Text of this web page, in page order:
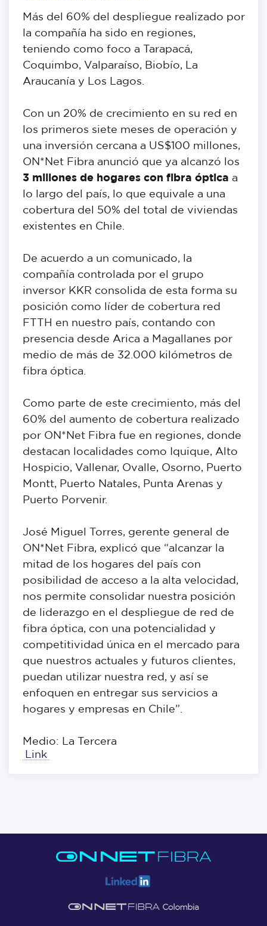
Más del 60% del despliegue realizado por
la compañía ha sido en regiones,
teniendo como foco a Tarapacá,
Coquimbo, Valparaíso, Biobío, La
Araucanía y Los Lagos.
Con un 20% de crecimiento en su red en
los primeros siete meses de operación y
una inversión cercana a US$100 millones,
ON*Net Fibra anunció que ya alcanzó los
3 millones de hogares con fibra óptica a
lo largo del país, lo que equivale a una
cobertura del 50% del total de viviendas
existentes en Chile.
De acuerdo a un comunicado, la
compañía controlada por el grupo
inversor KKR consolida de esta forma su
posición como líder de cobertura red
FTTH en nuestro país, contando con
presencia desde Arica a Magallanes por
medio de más de 32.000 kilómetros de
fibra óptica.
Como parte de este crecimiento, más del
60% del aumento de cobertura realizado
por ON*Net Fibra fue en regiones, donde
destacan localidades como Iquique, Alto
Hospicio, Vallenar, Ovalle, Osorno, Puerto
Montt, Puerto Natales, Punta Arenas y
Puerto Porvenir.
José Miguel Torres, gerente general de
ON*Net Fibra, explicó que “alcanzar la
mitad de los hogares del país con
posibilidad de acceso a la alta velocidad,
nos permite consolidar nuestra posición
de liderazgo en el despliegue de red de
fibra óptica, con una potencialidad y
competitividad única en el mercado para
que nuestros actuales y futuros clientes,
puedan utilizar nuestra red, y así se
enfoquen en entregar sus servicios a
hogares y empresas en Chile”.
Medio: La Tercera
Link